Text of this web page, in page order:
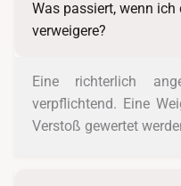
Was passiert, wenn
verweigere?
Eine richterlich
verpflichtend. Eine
Verstoß gewertet